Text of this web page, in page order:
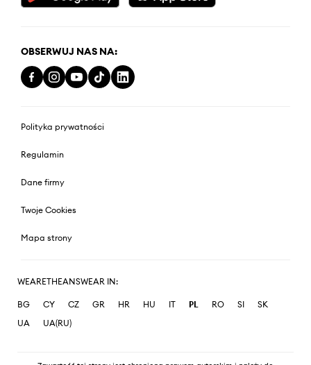
OBSERWUJ NAS NA:
Polityka prywatności
Regulamin
Dane firmy
Twoje Cookies
Mapa strony
WEARETHEANSWEAR IN:
BG CY CZ GR HR HU IT PL RO SI
SK
UA
UA(RU)